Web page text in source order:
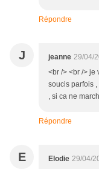
Répondre
J jeanne 29/04/
<br /> <br /> je
soucis parfois
, si ca ne
Répondre
E Elodie 29/04/